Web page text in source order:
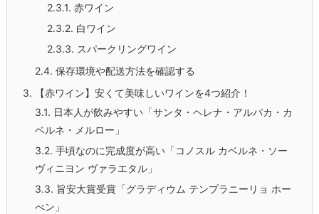
2.3.1. 赤ワイン
2.3.2. 白ワイン
2.3.3. スパークリングワイン
2.4. 保存環境や配送方法を確認する
3. 【赤ワイン】安くて美味しいワインを4つ紹介！
3.1. 日本人が飲みやすい「サンタ・ヘレナ・アルパカ・カ
ベルネ・メルロー」
3.2. 手頃なのに完成度が高い「コノスル カベルネ・ソー
ヴィニヨン ヴァラエタル」
3.3. 旨安大賞受賞「グラディウム テンプラニーリョ ホー
べン」